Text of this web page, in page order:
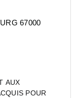
67000
AUX
POUR